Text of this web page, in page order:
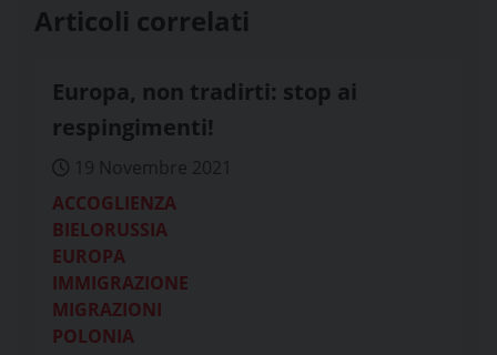
Articoli correlati
Europa, non tradirti: stop ai
respingimenti!
19 Novembre 2021
ACCOGLIENZA
BIELORUSSIA
EUROPA
IMMIGRAZIONE
MIGRAZIONI
POLONIA